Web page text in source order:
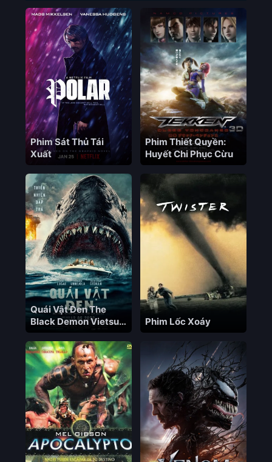
Phim Sát Thủ Tái
Xuất
Phim Thiết Quyền:
Huyết Chi Phục Cừu
Quái Vật Đen The
Black Demon Vietsub
– HD Âu Mỹ The Black
Demon
Phim Lốc Xoáy